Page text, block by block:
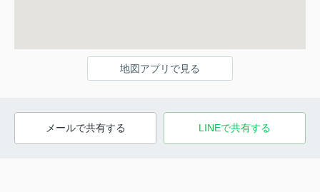
地図アプリで見る
メールで共有する LINEで共有する